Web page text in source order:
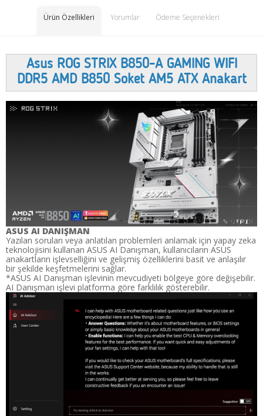
Ürün Özellikleri Yorumlar Ödeme Seçenekleri
Asus ROG STRIX B850-A GAMING WIFI
DDR5 AMD B850 Soket AM5 ATX Anakart
ASUS AI DANIŞMAN
Yazılan soruları veya anlatılan problemleri anlamak için yapay zeka
teknolojisini kullanan ASUS AI Danışman, kullanıcıların ASUS
anakartların işlevselliğini ve gelişmiş özelliklerini basit ve anlaşılır
bir şekilde keşfetmelerini sağlar.
*ASUS AI Danışman işlevinin mevcudiyeti bölgeye göre değişebilir.
AI Danışman işlevi platforma göre farklılık gösterebilir.